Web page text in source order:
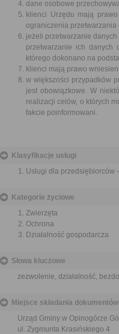
dane osobowe
klienci Urzędu mają
ograniczenia
jeżeli przetwarzanie
przetwarzanie ich danych
którego dokonano na
klienci mają prawo
w większości przypadków
jest obowiązkowe. W
realizacji celów, o których
fakcie poinformowani.
Klasyfikacje usługi
Usługi dla przedsiębiorców
Kategorie życiowe
Zwierzęta
Ochrona
Działalność gospodarcza
Słowa kluczowe
zezwolenie, działalność,
Miejsce składania dokumentów
Urząd Gminy w Opinogórze
ul. Zygmunta Krasińskiego 4